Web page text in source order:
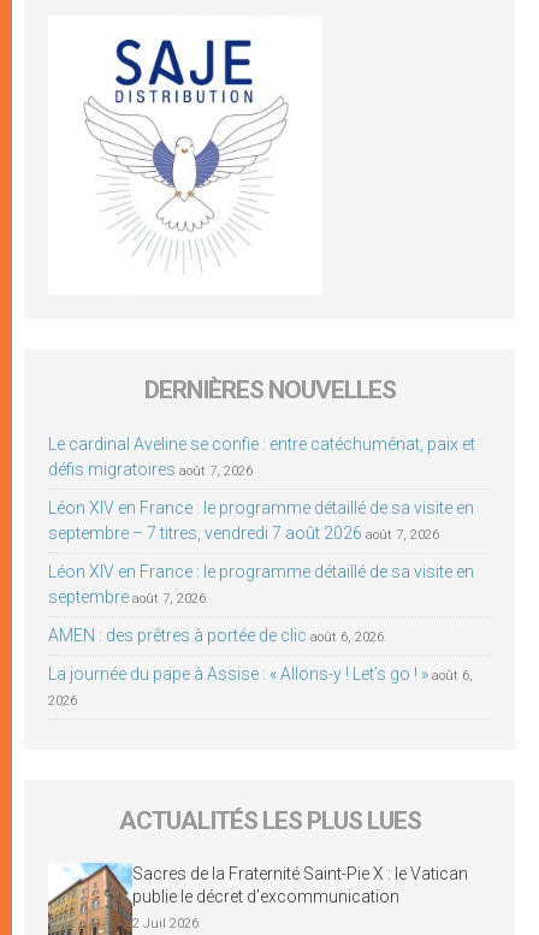
DERNIÈRES NOUVELLES
Le cardinal Aveline se confie : entre catéchuménat, paix et
défis migratoires août 7, 2026
Léon XIV en France : le programme détaillé de sa visite en
septembre – 7 titres, vendredi 7 août 2026 août 7, 2026
Léon XIV en France : le programme détaillé de sa visite en
septembre août 7, 2026
AMEN : des prêtres à portée de clic août 6, 2026
La journée du pape à Assise : « Allons-y ! Let’s go ! » août 6,
2026
ACTUALITÉS LES PLUS LUES
Sacres de la Fraternité Saint-Pie X : le Vatican
publie le décret d’excommunication
2 Juil 2026